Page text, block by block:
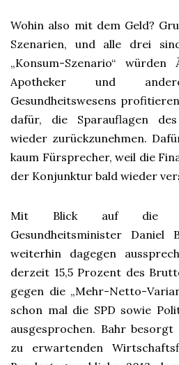
Wohin also mit dem Geld?
Szenarien, und alle drei
„Konsum-Szenario“ würden
Apotheker und
Gesundheitswesens
dafür, die Sparauflagen
wieder zurückzunehmen.
kaum Fürsprecher, weil die
der Konjunktur bald wieder
Mit Blick auf die
Gesundheitsminister Daniel
weiterhin dagegen
derzeit 15,5 Prozent des
gegen die „Mehr-Netto-
schon mal die SPD sowie
ausgesprochen. Bahr
zu erwartenden